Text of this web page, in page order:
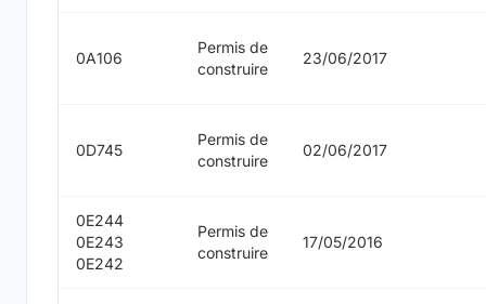
0A106
Permis de
construire
23/06/2017
0D745
Permis de
construire
02/06/2017
0E244
0E243
0E242
Permis de
construire
17/05/2016